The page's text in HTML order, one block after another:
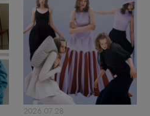
2026.07.28